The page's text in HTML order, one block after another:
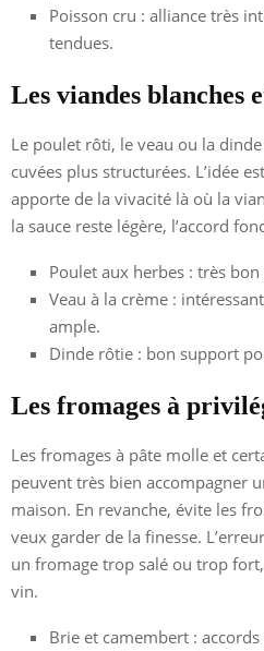
Poisson cru : alliance très
tendues.
Les viandes blanches
Le poulet rôti, le veau ou la
cuvées plus structurées. L’idée
apporte de la vivacité là où la
la sauce reste légère, l’accord
Poulet aux herbes : très
Veau à la crème :
ample.
Dinde rôtie : bon support
Les fromages à
Les fromages à pâte molle et
peuvent très bien accompagner
maison. En revanche, évite les
veux garder de la finesse.
un fromage trop salé ou trop
vin.
Brie et camembert :